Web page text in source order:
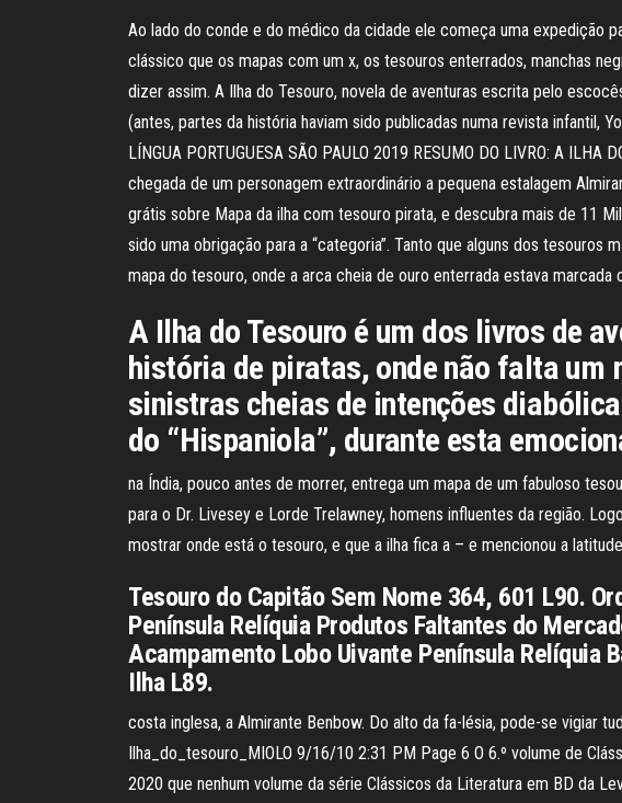
Ao lado do conde e do médico da cidade ele começa uma expedição
clássico que os mapas com um x, os tesouros enterrados, manchas
dizer assim. A Ilha do Tesouro, novela de aventuras escrita pelo
(antes, partes da história haviam sido publicadas numa revista infantil,
LÍNGUA PORTUGUESA SÃO PAULO 2019 RESUMO DO LIVRO: A
chegada de um personagem extraordinário a pequena estalagem
grátis sobre Mapa da ilha com tesouro pirata, e descubra mais de 11
sido uma obrigação para a “categoria”. Tanto que alguns dos
mapa do tesouro, onde a arca cheia de ouro enterrada estava marcada
A Ilha do Tesouro é um dos livros de
história de piratas, onde não falta um
sinistras cheias de intenções
do “Hispaniola”, durante esta
na Índia, pouco antes de morrer, entrega um mapa de um fabuloso
para o Dr. Livesey e Lorde Trelawney, homens influentes da região.
mostrar onde está o tesouro, e que a ilha fica a – e mencionou a
Tesouro do Capitão Sem Nome 364, 601 L90.
Península Relíquia Produtos Faltantes do
Acampamento Lobo Uivante Península Relíquia
Ilha L89.
costa inglesa, a Almirante Benbow. Do alto da fa-lésia, pode-se vigiar
Ilha_do_tesouro_MIOLO 9/16/10 2:31 PM Page 6 O 6.º volume de
2020 que nenhum volume da série Clássicos da Literatura em BD da